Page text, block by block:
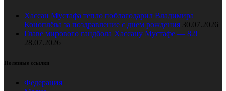
Хассан Мустафа тепло поблагодарил Владимира
Коноплёва за поздравление с днем рождения 30.07.2026
Главе мирового гандбола Хассану Мустафе — 82!
28.07.2026
Полезные ссылки
Федерация